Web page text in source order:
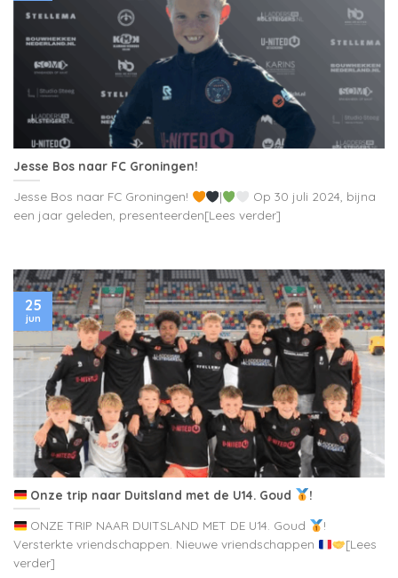
Jesse Bos naar FC Groningen!
Jesse Bos naar FC Groningen! |
Op 30 juli 2024, bijna
een jaar geleden, presenteerden[Lees verder]
Onze trip naar Duitsland met de U14. Goud !
ONZE TRIP NAAR DUITSLAND MET DE U14. Goud
!
Versterkte vriendschappen. Nieuwe vriendschappen
[Lees
verder]
25
jun